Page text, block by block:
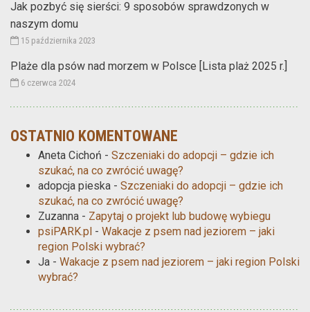
Jak pozbyć się sierści: 9 sposobów sprawdzonych w
naszym domu
15 października 2023
Plaże dla psów nad morzem w Polsce [Lista plaż 2025 r.]
6 czerwca 2024
OSTATNIO KOMENTOWANE
Aneta Cichoń - Szczeniaki do adopcji – gdzie ich
szukać, na co zwrócić uwagę?
adopcja pieska - Szczeniaki do adopcji – gdzie ich
szukać, na co zwrócić uwagę?
Zuzanna - Zapytaj o projekt lub budowę wybiegu
psiPARK.pl - Wakacje z psem nad jeziorem – jaki
region Polski wybrać?
Ja - Wakacje z psem nad jeziorem – jaki region Polski
wybrać?